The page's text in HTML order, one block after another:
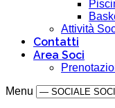
Attività
Contatti
Area Soci
Menu